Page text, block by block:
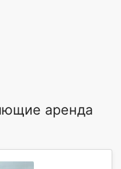
аренда